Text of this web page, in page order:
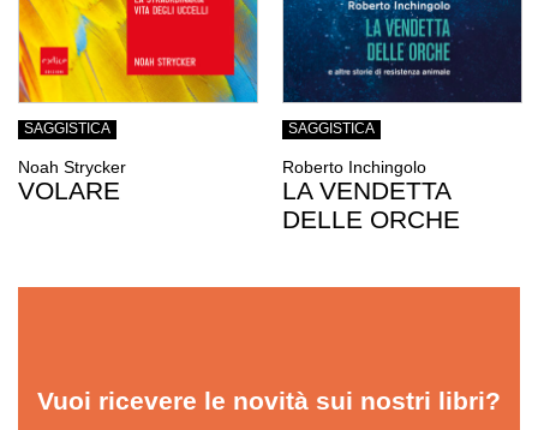
SAGGISTICA
Noah Strycker
VOLARE
SAGGISTICA
Roberto Inchingolo
LA VENDETTA
DELLE ORCHE
Vuoi ricevere le novità sui nostri libri?